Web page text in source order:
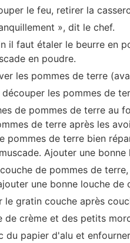
le feu, retirer la
», dit le chef.
il faut étaler le beurre en
en poudre.
les pommes de terre
les pommes de
de pommes de terre au
de terre après les
pommes de terre bien
Ajouter une
de pommes de
une bonne louche de
le gratin couche après
de crème et des petits
du papier d'alu et